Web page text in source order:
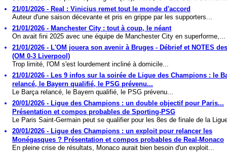
21/01/2026 - Real : Vinicius remet tout le monde d'accord
Auteur d'une saison décevante et pris en grippe par les supporters...
21/01/2026 - Manchester City : tout à coup, le néant
On avait fini 2025 avec une équipe de Manchester City en superforme,...
21/01/2026 - L'OM jouera son avenir à Bruges - Débrief et NOTES
(OM 0-3 Liverpool)
Trop limité, l'OM s'est lourdement incliné à domicile...
21/01/2026 - Les 9 infos sur la soirée de Ligue des Champions : le
relancé, le Bayern qualifié, le PSG prévenu...
Le Barça relancé, le Bayern qualifié, le PSG prévenu...
20/01/2026 - Ligue des Champions : un double objectif pour Paris...
Présentation et compos probables de Sporting-PSG
Le Paris Saint-Germain peut se qualifier pour les 8es de finale de la
20/01/2026 - Ligue des Champions : un exploit pour relancer les
Monégasques ? Présentation et compos probables de Real-Monaco
En pleine crise de résultats, Monaco aurait bien besoin d'un exploit...